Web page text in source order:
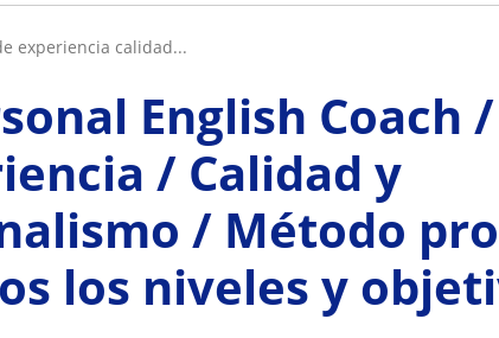
experiencia calidad...
English Coach
/ Calidad y
/ Método
los niveles y